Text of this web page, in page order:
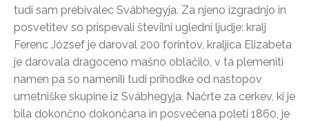
tudi sam prebivalec Svábhegyja. Za njeno izgradnjo in
posvetitev so prispevali številni ugledni ljudje: kralj
Ferenc József je daroval 200 forintov, kraljica Elizabeta
je darovala dragoceno mašno oblačilo, v ta plemeniti
namen pa so namenili tudi prihodke od nastopov
umetniške skupine iz Svábhegyja. Načrte za cerkev, ki je
bila dokončno dokončana in posvečena poleti 1860, je